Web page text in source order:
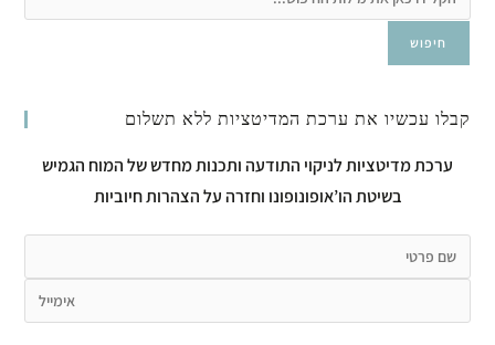
חיפוש
קבלו עכשיו את ערכת המדיטציות ללא תשלום
ערכת מדיטציות לניקוי התודעה ותכנות מחדש של המוח הגמיש
בשיטת הו’אופונופונו וחזרה על הצהרות חיוביות